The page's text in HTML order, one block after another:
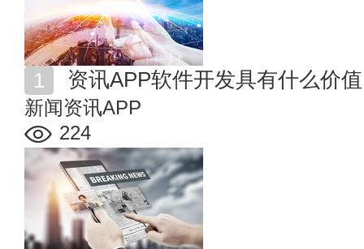
资讯APP软件开发具有什么价
新闻资讯APP
224